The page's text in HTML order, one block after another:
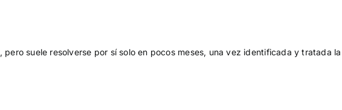
, pero suele resolverse por sí solo en pocos meses, una vez identificada y tratada la